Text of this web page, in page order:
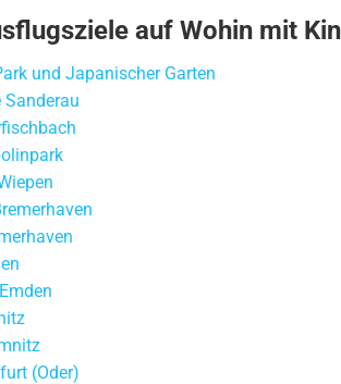
auf Wohin mit
und Japanischer Garten
(Oder)